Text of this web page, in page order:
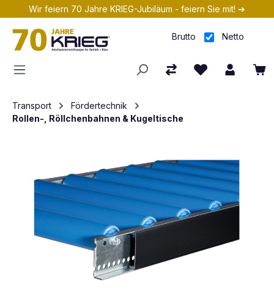
Zum Hauptinhalt springen
Wir feiern 70 Jahre KRIEG-Jubiläum - feiern Sie mit! ➔
Brutto Netto
Transport
Fördertechnik
Rollen-, Röllchenbahnen & Kugeltische